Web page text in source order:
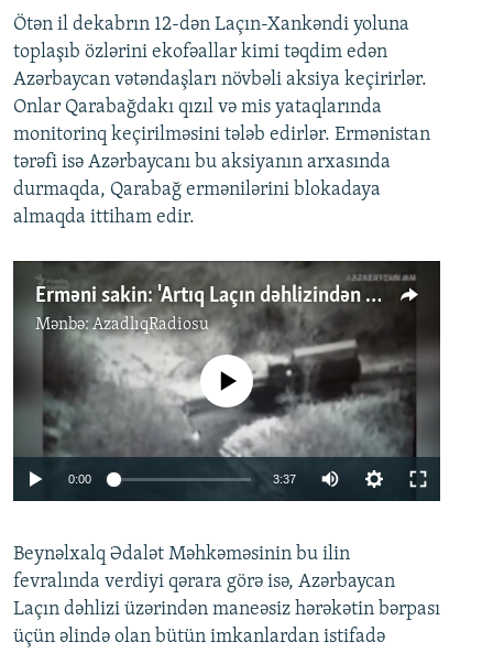
Ötən il dekabrın 12-dən Laçın-Xankəndi yoluna
toplaşıb özlərini ekofəallar kimi təqdim edən
Azərbaycan vətəndaşları növbəli aksiya keçirirlər.
Onlar Qarabağdakı qızıl və mis yataqlarında
monitorinq keçirilməsini tələb edirlər. Ermənistan
tərəfi isə Azərbaycanı bu aksiyanın arxasında
durmaqda, Qarabağ ermənilərini blokadaya
almaqda ittiham edir.
Erməni sakin: 'Artıq Laçın dəhlizindən keçmək problem olacaq'
Mənbə: AzadlıqRadiosu
Auto 240p 360p 480p
720p 1080p
No media source currently available
0:00 3:37
360p
480p
720p
Beynəlxalq Ədalət Məhkəməsinin bu ilin
fevralında verdiyi qərara görə isə, Azərbaycan
Laçın dəhlizi üzərindən maneəsiz hərəkətin bərpası
üçün əlində olan bütün imkanlardan istifadə